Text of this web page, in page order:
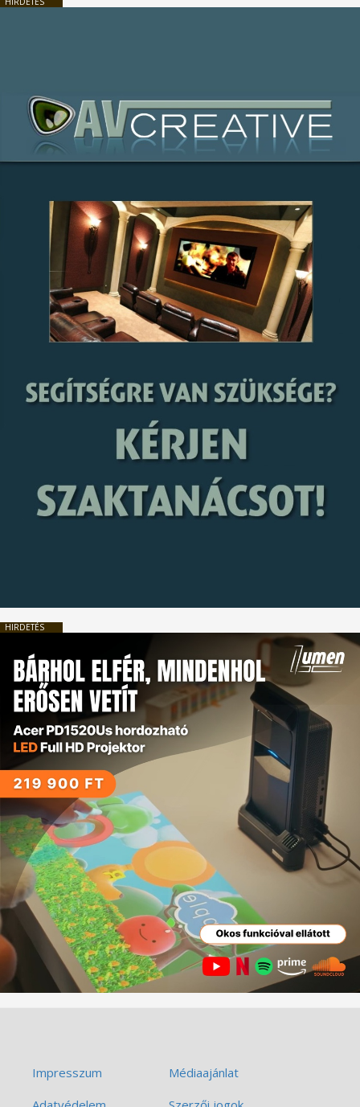
HIRDETÉS
Impresszum
Médiaajánlat